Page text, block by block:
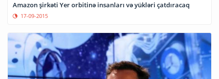
Amazon şirkəti Yer orbitinə insanları və yükləri çatdıracaq
17-09-2015